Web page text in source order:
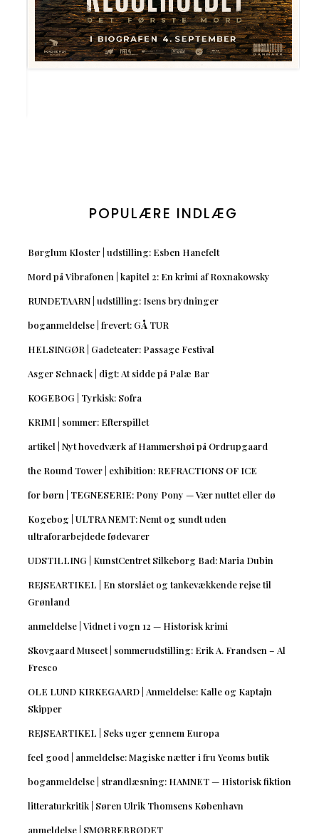
POPULÆRE INDLÆG
Børglum Kloster | udstilling: Esben Hanefelt
Mord på Vibrafonen | kapitel 2: En krimi af Roxnakowsky
RUNDETAARN | udstilling: Isens brydninger
boganmeldelse | frevert: GÅ TUR
HELSINGØR | Gadeteater: Passage Festival
Asger Schnack | digt: At sidde på Palæ Bar
KOGEBOG | Tyrkisk: Sofra
KRIMI | sommer: Efterspillet
artikel | Nyt hovedværk af Hammershøi på Ordrupgaard
the Round Tower | exhibition: REFRACTIONS OF ICE
for børn | TEGNESERIE: Pony Pony — Vær nuttet eller dø
Kogebog | ULTRA NEMT: Nemt og sundt uden
ultraforarbejdede fødevarer
UDSTILLING | KunstCentret Silkeborg Bad: Maria Dubin
REJSEARTIKEL | En storslået og tankevækkende rejse til
Grønland
anmeldelse | Vidnet i vogn 12 — Historisk krimi
Skovgaard Museet | sommerudstilling: Erik A. Frandsen – Al
Fresco
OLE LUND KIRKEGAARD | Anmeldelse: Kalle og Kaptajn
Skipper
REJSEARTIKEL | Seks uger gennem Europa
feel good | anmeldelse: Magiske nætter i fru Yeoms butik
boganmeldelse | strandlæsning: HAMNET — Historisk fiktion
litteraturkritik | Søren Ulrik Thomsens København
anmeldelse | SMØRREBRØDET